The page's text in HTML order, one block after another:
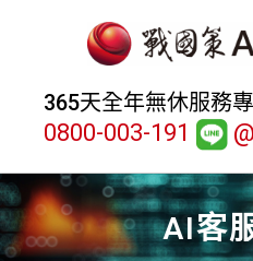
365天全年無休服務
0800-003-191
AI客